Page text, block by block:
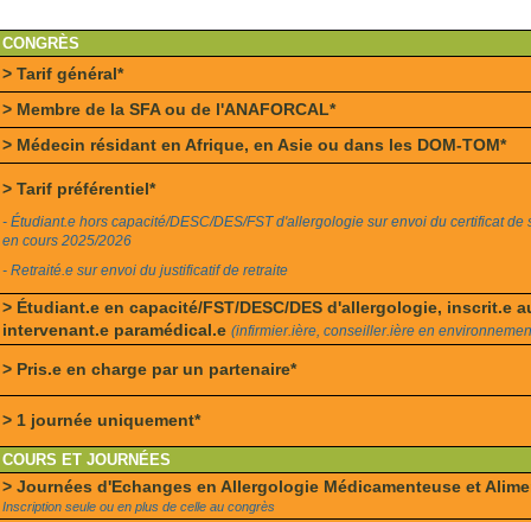
CONGRÈS
> Tarif général*
> Membre de la SFA ou de l'ANAFORCAL*
> Médecin résidant en Afrique, en Asie ou dans les DOM-TOM*
> Tarif préférentiel*
- Étudiant.e hors capacité/DESC/DES/FST d'allergologie sur envoi du certificat de
en cours 2025/2026
- Retraité.e sur envoi du justificatif de retraite
> Étudiant.e en capacité/FST/DESC/DES d'allergologie, inscrit.e
intervenant.e paramédical.e (infirmier.ière, conseiller.ière en
> Pris.e en charge par un partenaire*
> 1 journée uniquement*
COURS ET JOURNÉES
> Journées d'Echanges en Allergologie Médicamenteuse et
Inscription seule ou en plus de celle au congrès